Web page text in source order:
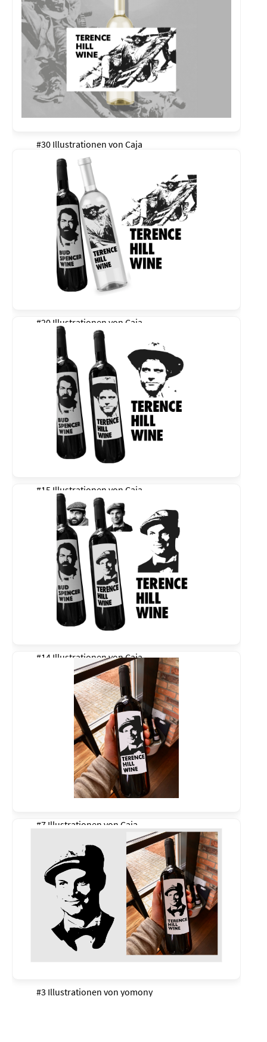
#30 Illustrationen von Caja
#20 Illustrationen von Caja
#15 Illustrationen von Caja
#14 Illustrationen vonCaja
#7 Illustrationen von Caja
#3 Illustrationen von yomony